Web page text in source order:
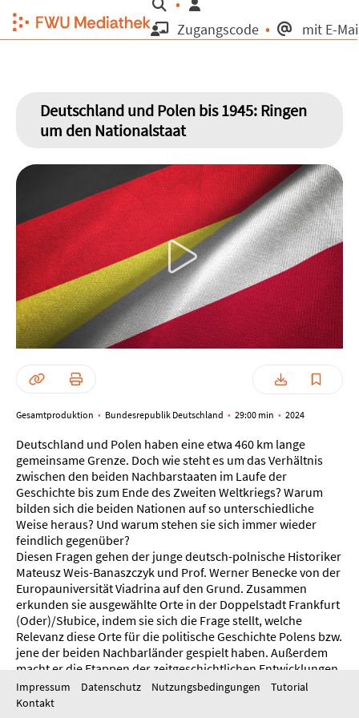
Zugangscode
mit E-
Deutschland und Polen bis 1945: Ringen
um den Nationalstaat
Gesamtproduktion Bundesrepublik Deutschland 29:00 min 2024
Deutschland und Polen haben eine etwa 460 km lange
gemeinsame Grenze. Doch wie steht es um das Verhältnis
zwischen den beiden Nachbarstaaten im Laufe der
Geschichte bis zum Ende des Zweiten Weltkriegs? Warum
bilden sich die beiden Nationen auf so unterschiedliche
Weise heraus? Und warum stehen sie sich immer wieder
feindlich gegenüber?
Diesen Fragen gehen der junge deutsch-polnische Historiker
Mateusz Weis-Banaszczyk und Prof. Werner Benecke von der
Europauniversität Viadrina auf den Grund. Zusammen
erkunden sie ausgewählte Orte in der Doppelstadt Frankfurt
(Oder)/Słubice, indem sie sich die Frage stellt, welche
Relevanz diese Orte für die politische Geschichte Polens bzw.
jene der beiden Nachbarländer gespielt haben. Außerdem
macht er die Etappen der zeitgeschichtlichen Entwicklungen
an seiner eigenen Familiengeschichte fest.
Impressum Datenschutz Nutzungsbedingungen
Tutorial
Kontakt